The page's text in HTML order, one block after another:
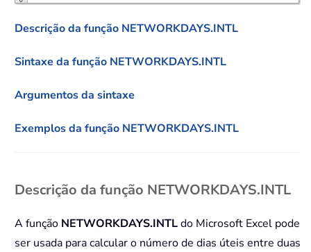
Descrição da função NETWORKDAYS.INTL
Sintaxe da função NETWORKDAYS.INTL
Argumentos da sintaxe
Exemplos da função NETWORKDAYS.INTL
Descrição da função NETWORKDAYS.INTL
A função NETWORKDAYS.INTLdo Microsoft Excel pode
ser usada para calcular o número de dias úteis entre duas